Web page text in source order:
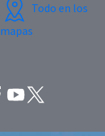
Todo en los
mapas